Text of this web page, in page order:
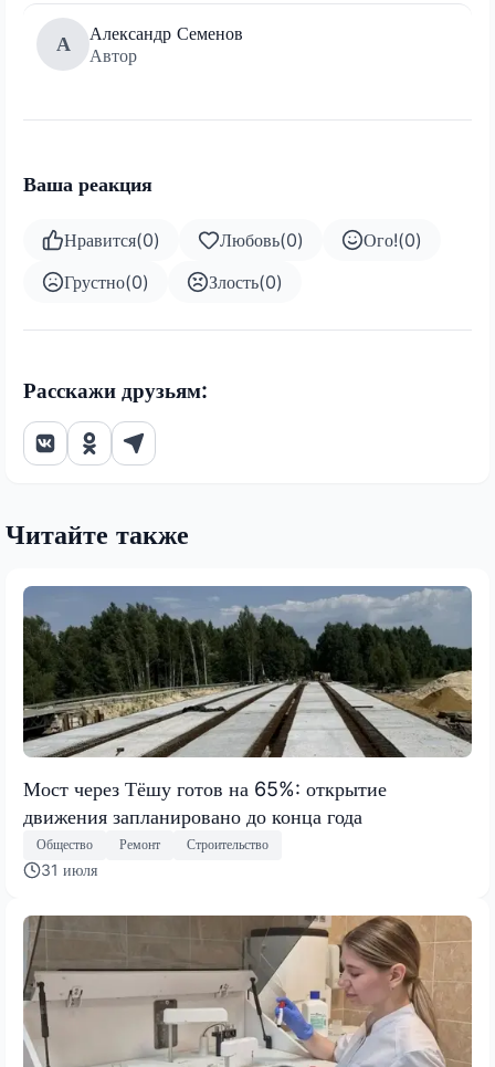
А
Александр Семенов
Автор
Ваша реакция
Нравится(0) Любовь(0) Ого!(0)
Грустно(0) Злость(0)
Расскажи друзьям:
Читайте также
Мост через Тёшу готов на 65%: открытие
движения запланировано до конца года
Общество Ремонт Строительство
31 июля